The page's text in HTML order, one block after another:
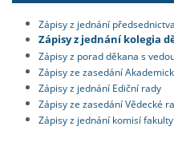
Zápisy z jednání
Zápisy z jednání kolegia
Zápisy z porad děkana s
Zápisy ze zasedání
Zápisy z jednání Ediční rady
Zápisy ze zasedání Vědecké
Zápisy z jednání komisí fakulty